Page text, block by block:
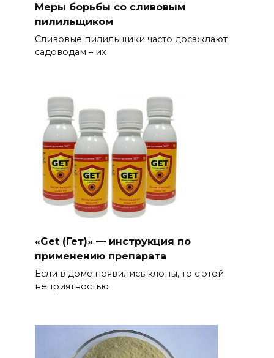
Меры борьбы со сливовым
пилильщиком
Сливовые пилильщики часто досаждают
садоводам – их
«Get (Гет)» — инструкция по
применению препарата
Если в доме появились клопы, то с этой
неприятностью